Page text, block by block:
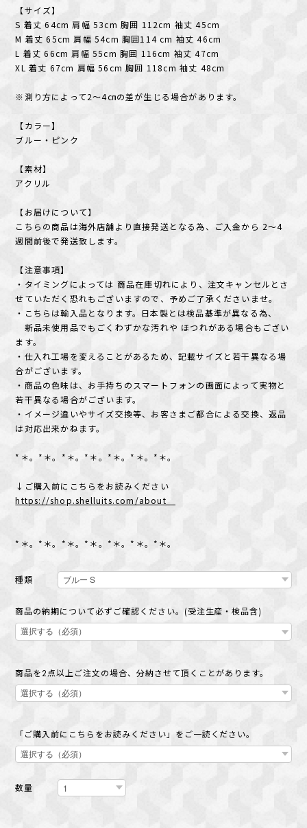
【サイズ】
S 着丈 64cm 肩幅 53cm 胸囲 112cm 袖丈 45cm
M 着丈 65cm 肩幅 54cm 胸囲114 cm 袖丈 46cm
L 着丈 66cm 肩幅 55cm 胸囲 116cm 袖丈 47cm
XL 着丈 67cm 肩幅 56cm 胸囲 118cm 袖丈 48cm
※測り方によって2〜4㎝の差が生じる場合があります。
【カラー】
ブルー・ピンク
【素材】
アクリル
【お届けについて】
こちらの商品は海外店舗より直接発送となる為、ご入金から 2〜4
週間前後で発送致します。
【注意事項】
・タイミングによっては 商品在庫切れにより、注文キャンセルとさ
せていただく恐れもございますので、予めご了承くださいませ。
・こちらは輸入品となります。日本製とは検品基準が異なる為、
新品未使用品でもごくわずかな汚れや ほつれがある場合もござい
ます。
・仕入れ工場を変えることがあるため、記載サイズと若干異なる場
合がございます。
・商品の色味は、お手持ちのスマートフォンの画面によって実物と
若干異なる場合がございます。
・イメージ違いやサイズ交換等、お客さまご都合による交換、返品
は対応出来かねます。
*＊。*＊。*＊。*＊。*＊。*＊。*＊。
↓ご購入前にこちらをお読みください
https://shop.shelluits.com/about
*＊。*＊。*＊。*＊。*＊。*＊。*＊。
種類
商品の納期について必ずご確認ください。(受注生産・検品含)
商品を2点以上ご注文の場合、分納させて頂くことがあります。
「ご購入前にこちらをお読みください」をご一読ください。
数量